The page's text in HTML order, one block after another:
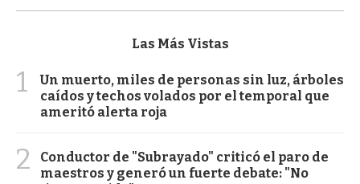
Las Más Vistas
1
Un muerto, miles de personas sin luz, árboles
caídos y techos volados por el temporal que
ameritó alerta roja
2
Conductor de "Subrayado" criticó el paro de
maestros y generó un fuerte debate: "No